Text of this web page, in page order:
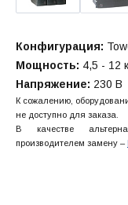
Конфигурация:
Мощность: 4,5 - 12
Напряжение: 230 В
К сожалению,
не доступно для заказа.
В качестве
производителем замену –